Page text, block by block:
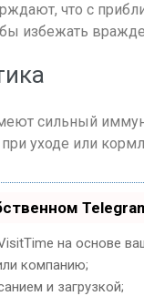
что с
избежать
сильный
уходе или
на основе
компанию;
и загрузкой;